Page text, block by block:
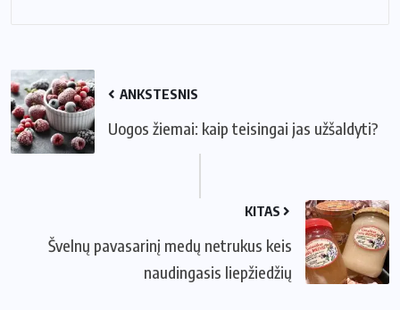
ANKSTESNIS
Uogos žiemai: kaip teisingai jas užšaldyti?
KITAS
Švelnų pavasarinį medų netrukus keis
naudingasis liepžiedžių